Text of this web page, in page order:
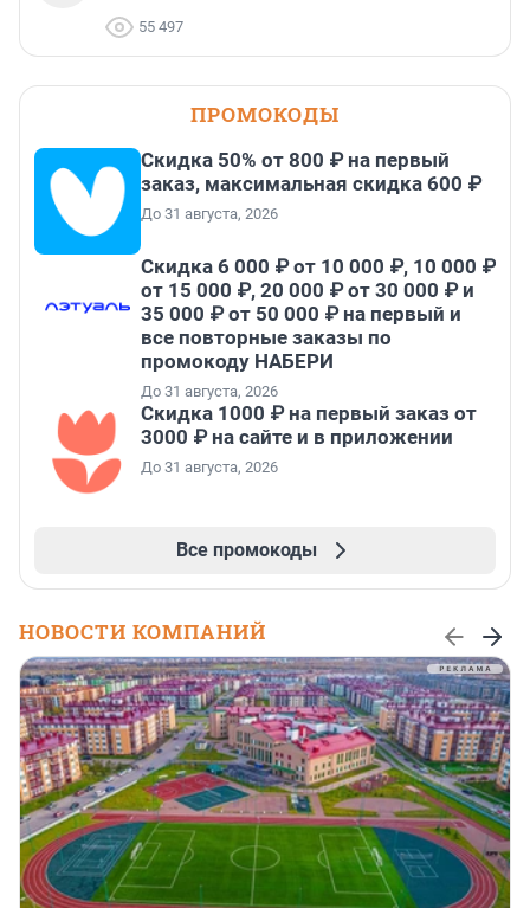
55 497
ПРОМОКОДЫ
Скидка 50% от 800 ₽ на первый
заказ, максимальная скидка 600 ₽
До 31 августа, 2026
Скидка 6 000 ₽ от 10 000 ₽, 10 000 ₽
от 15 000 ₽, 20 000 ₽ от 30 000 ₽ и
35 000 ₽ от 50 000 ₽ на первый и
все повторные заказы по
промокоду НАБЕРИ
До 31 августа, 2026
Скидка 1000 ₽ на первый заказ от
3000 ₽ на сайте и в приложении
До 31 августа, 2026
Все промокоды
НОВОСТИ КОМПАНИЙ